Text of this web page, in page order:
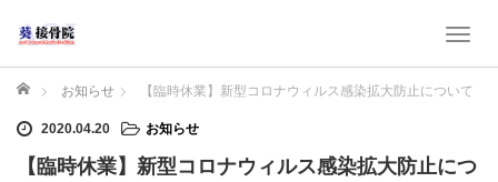
T
g
e
ホーム お知らせ 【臨時休業】新型コロナウィルス感染拡大防止について
2020.04.20 お知らせ
【臨時休業】新型コロナウィルス感染拡大防止につ